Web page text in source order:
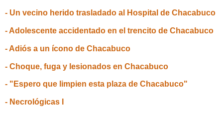
- Un vecino herido trasladado al Hospital de Chacabuco
- Adolescente accidentado en el trencito de Chacabuco
- Adiós a un ícono de Chacabuco
- Choque, fuga y lesionados en Chacabuco
- "Espero que limpien esta plaza de Chacabuco"
- Necrológicas I